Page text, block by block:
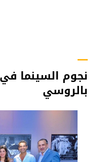
نجوم السينما
بالروسي